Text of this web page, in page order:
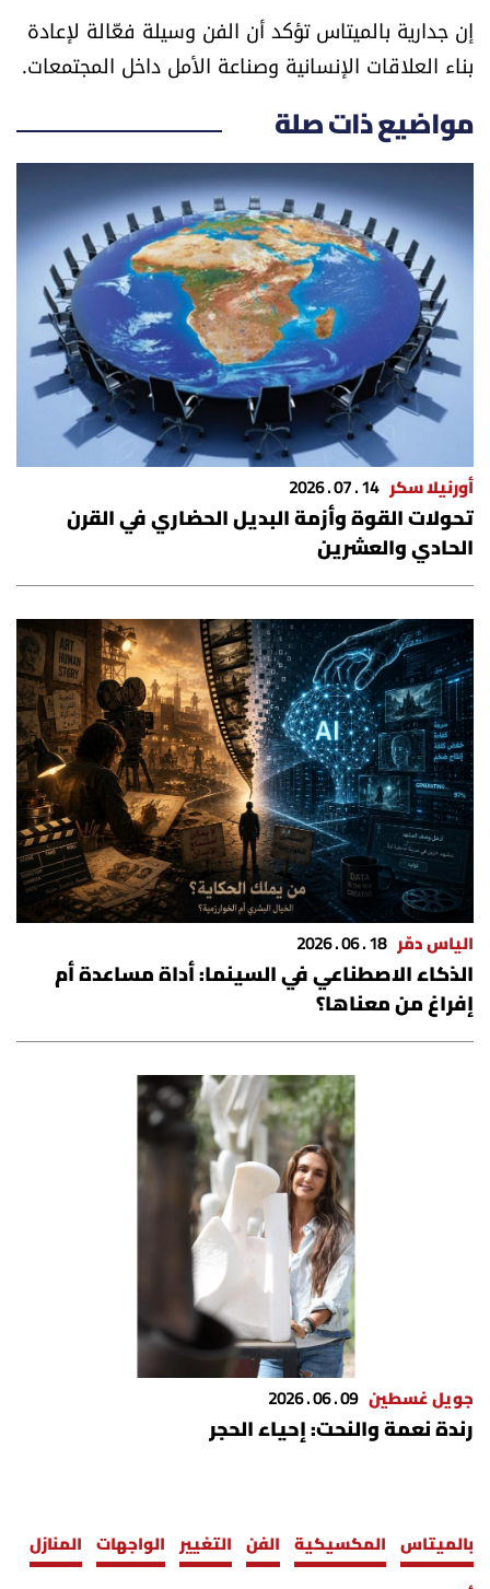
سجالات
صحّة وصحن
الرياضة
منوّعات
حظّك اليوم
للتاريخ
فيديو
من نحن
للتواصل معنا
شروط الاستخدام
شروط الإشتراك
Digital solutions by
إن جدارية بالميتاس تؤكد أن الفن وسيلة فعّالة لإعادة
بناء العلاقات الإنسانية وصناعة الأمل داخل المجتمعات.
مواضيع ذات صلة
أورنيلا سكر 14 . 07 . 2026
تحولات القوة وأزمة البديل الحضاري في القرن
الحادي والعشرين
الياس دمّر 18 . 06 . 2026
الذكاء الاصطناعي في السينما: أداة مساعدة أم
إفراغ من معناها؟
جويل غسطين 09 . 06 . 2026
رندة نعمة والنحت: إحياء الحجر
بالميتاس المكسيكية الفن التغيير الواجهات المنازل